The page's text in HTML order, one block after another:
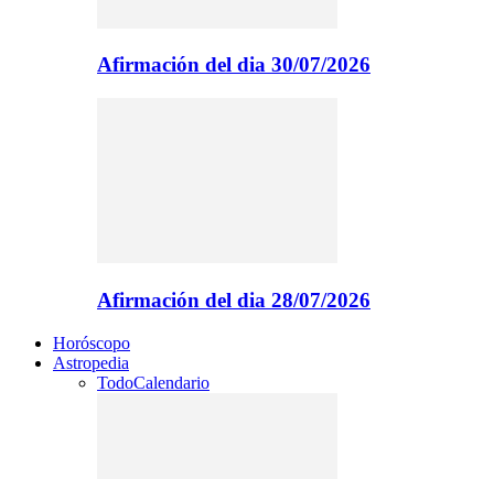
Afirmación del dia 30/07/2026
Afirmación del dia 28/07/2026
Horóscopo
Astropedia
TodoCalendario